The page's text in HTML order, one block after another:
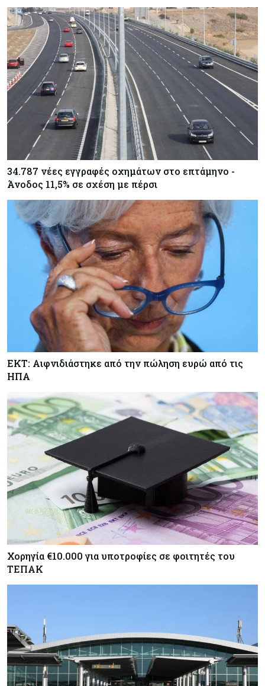
34.787 νέες εγγραφές οχημάτων στο επτάμηνο -
Άνοδος 11,5% σε σχέση με πέρσι
ΕΚΤ: Αιφνιδιάστηκε από την πώληση ευρώ από τις
ΗΠΑ
Χορηγία €10.000 για υποτροφίες σε φοιτητές του
ΤΕΠΑΚ